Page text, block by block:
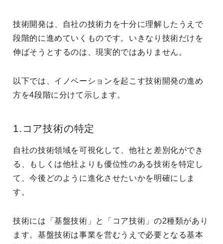
技術開発は、自社の技術力を十分に理解したうえで
段階的に進めていくものです。いきなり技術だけを
伸ばそうとするのは、現実的ではありません。
以下では、イノベーションを起こす技術開発の進め
方を4段階に分けて示します。
1.コア技術の特定
自社の技術領域を可視化して、他社と差別化ができ
る、もしくは他社よりも優位性のある技術を特定し
て、今後どのように進化させたいかを明確にしま
す。
技術には「基盤技術」と「コア技術」の2種類があり
ます。基盤技術は事業を営むうえで必要となる基本